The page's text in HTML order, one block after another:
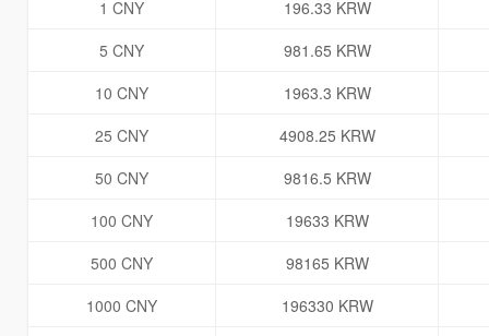
1 CNY
196.33 KRW
5 CNY
981.65 KRW
10 CNY
1963.3 KRW
25 CNY
4908.25 KRW
50 CNY
9816.5 KRW
100 CNY
19633 KRW
500 CNY
98165 KRW
1000 CNY
196330 KRW